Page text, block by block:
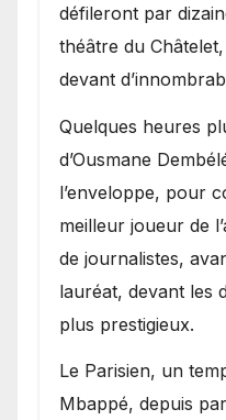
défileront par
théâtre du
devant
Quelques heures
d’Ousmane
l’enveloppe, pour
meilleur joueur de
de journalistes,
lauréat, devant les
plus prestigieux.
Le Parisien, un
Mbappé, depuis